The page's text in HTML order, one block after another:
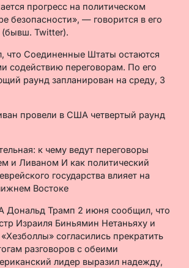
прогресс на политическом
безопасности», — говорится в его
Twitter).
что Соединенные Штаты остаются
содействию переговорам. По его
раунд запланирован на среду, 3
к чему ведут переговоры
и Ливаном И как политический
государства влияет на
Востоке
Дональд Трамп 2 июня сообщил, что
Израиля Биньямин Нетаньяху и
согласились прекратить
разговоров с обеими
лидер выразил надежду,